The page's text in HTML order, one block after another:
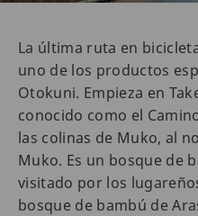
La última ruta en
uno de los productos
Otokuni. Empieza en
conocido como el
las colinas de Muko, al
Muko. Es un bosque de
visitado por los
bosque de bambú de